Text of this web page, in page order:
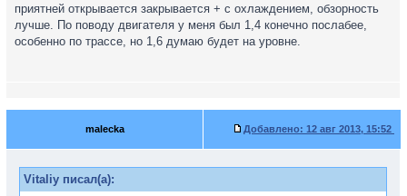
приятней открывается закрывается + с охлаждением, обзорность
лучше. По поводу двигателя у меня был 1,4 конечно послабее,
особенно по трассе, но 1,6 думаю будет на уровне.
malecka Добавлено: 12 авг 2013, 15:52
Vitaliy писал(а):